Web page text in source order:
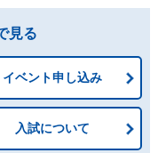
見る
イベント申し込み
入試について